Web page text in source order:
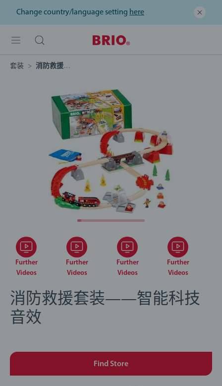
Change country/language setting here
套装 消防救援套装——智能科技音效
Further
Videos
Further
Videos
Further
Videos
Further
Videos
消防救援套装——智能科技
音效
Find Store